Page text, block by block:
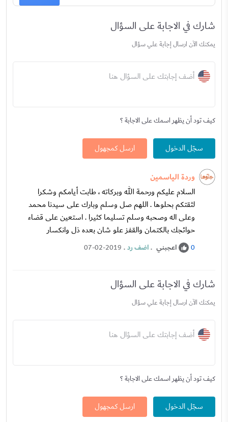
شارك في الاجابة على السؤال
يمكنك الآن ارسال إجابة علي سؤال
أضف إجابتك على السؤال هنا
كيف تود أن يظهر اسمك على الاجابة ؟
سجّل الدخول ارسل كمجهول
وردة الياسمين
السلام عليكم ورحمة الله وبركاته ، طابت أيامكم وشكرا
لثقتكم بحلوها . اللهم صل وسلم وبارك على سيدنا محمد
وعلى اله وصحبه وسلم تسليما كثيرا . استعين على قضاء
حوائجك بالكتمان والقفز علو شان بعده ذل وانكسار
0 اعجبني .اضف رد.
07-02-2019
شارك في الاجابة على السؤال
يمكنك الآن ارسال إجابة علي سؤال
أضف إجابتك على السؤال هنا
كيف تود أن يظهر اسمك على الاجابة ؟
سجّل الدخول ارسل كمجهول